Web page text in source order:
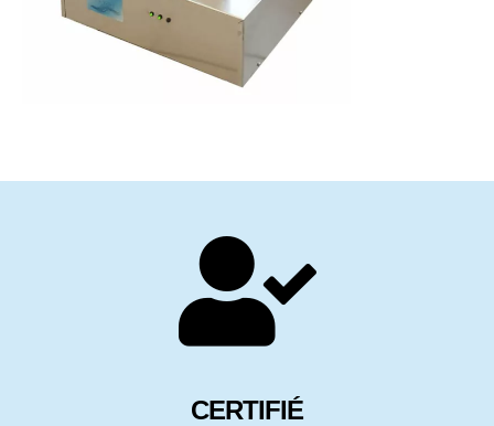
CERTIFIÉ